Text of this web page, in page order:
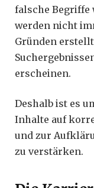
falsche Begriffe
werden nicht
Gründen
erscheinen.
Deshalb ist es
Inhalte auf
und zur
zu verstärken.